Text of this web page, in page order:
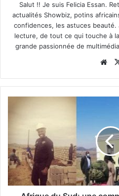
Salut !! Je suis Felicia Essan.
actualités Showbiz, potins
confidences, les astuces
lecture, de tout ce qui touche à
grande passionnée de